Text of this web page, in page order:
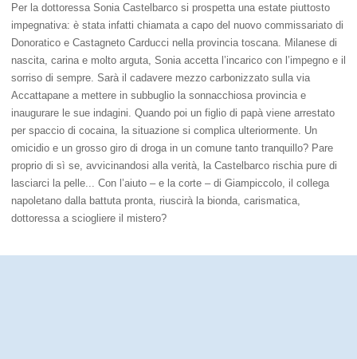
Per la dottoressa Sonia Castelbarco si prospetta una estate piuttosto
impegnativa: è stata infatti chiamata a capo del nuovo commissariato di
Donoratico e Castagneto Carducci nella provincia toscana. Milanese di
nascita, carina e molto arguta, Sonia accetta l’incarico con l’impegno e il
sorriso di sempre. Sarà il cadavere mezzo carbonizzato sulla via
Accattapane a mettere in subbuglio la sonnacchiosa provincia e
inaugurare le sue indagini. Quando poi un figlio di papà viene arrestato
per spaccio di cocaina, la situazione si complica ulteriormente. Un
omicidio e un grosso giro di droga in un comune tanto tranquillo? Pare
proprio di sì se, avvicinandosi alla verità, la Castelbarco rischia pure di
lasciarci la pelle... Con l’aiuto – e la corte – di Giampiccolo, il collega
napoletano dalla battuta pronta, riuscirà la bionda, carismatica,
dottoressa a sciogliere il mistero?